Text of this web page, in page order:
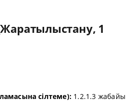
1
сілтеме): 1.2.1.3 жабайы